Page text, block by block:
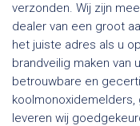
verzonden. Wij zijn
dealer van een groot
het juiste adres als u
brandveilig maken van
betrouwbare en
leveren wij